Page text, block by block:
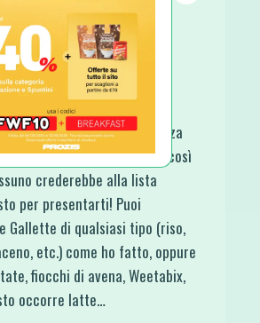
Proteica al
Cottura
Proteica al Cioccolato Senza
sembra qualcosa di così
crederebbe alla lista
per presentarti! Puoi
Gallette di qualsiasi tipo (riso,
etc.) come ho fatto, oppure
fiocchi di avena, Weetabix,
occorre latte…